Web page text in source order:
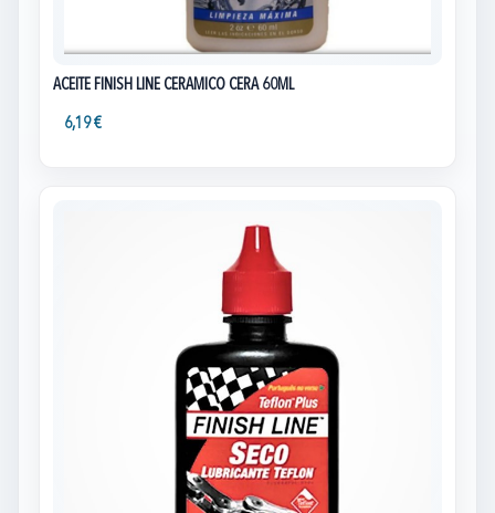
ACEITE FINISH LINE CERAMICO CERA 60ML
6,19 €